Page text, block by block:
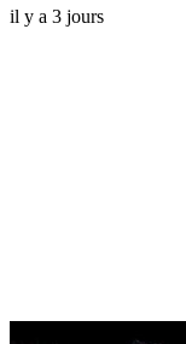
il y a 3 jours